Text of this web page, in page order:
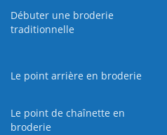
Débuter une broderie
traditionnelle
Le point arrière en broderie
Le point de chaînette en
broderie